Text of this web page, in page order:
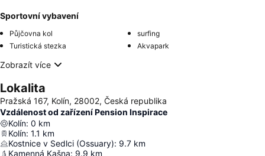
Sportovní vybavení
Půjčovna kol
surfing
Turistická stezka
Akvapark
Zobrazít více
Lokalita
Pražská 167, Kolín, 28002, Česká republika
Vzdálenost od zařízení Pension Inspirace
Kolín: 0 km
Kolín: 1.1 km
Kostnice v Sedlci (Ossuary): 9.7 km
Kamenná Kašna: 9.9 km